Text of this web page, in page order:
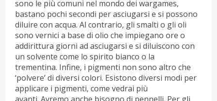
sono le più comuni nel mondo dei wargames,
bastano pochi secondi per asciugarsi e si possono
diluire con acqua. Al contrario, gli smalti o gli oli
sono vernici a base di olio che impiegano ore o
addirittura giorni ad asciugarsi e si diluiscono con
un solvente come lo spirito bianco o la
trementina. Infine, i pigmenti non sono altro che
‘polvere’ di diversi colori. Esistono diversi modi per
applicare i pigmenti, come vedrai più